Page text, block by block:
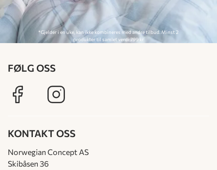
*Gjelder i en uke, kan ikke kombineres med andre tilbud. Minst 2
produkter til samlet verdi 799 kr
FØLG OSS
KONTAKT OSS
Norwegian Concept AS
Skibåsen 36